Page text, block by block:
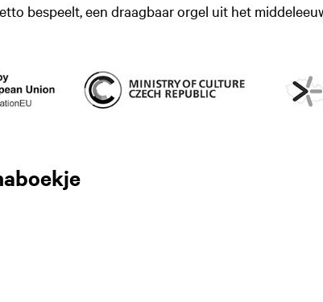
bespeelt, een draagbaar orgel uit het